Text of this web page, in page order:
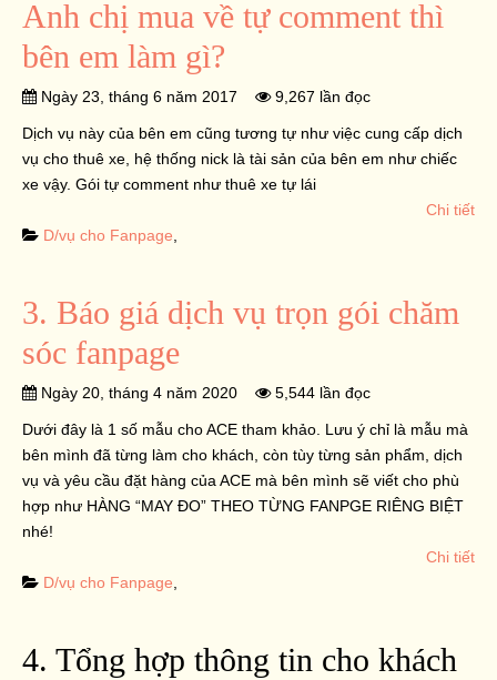
Anh chị mua về tự comment thì
bên em làm gì?
Ngày 23, tháng 6 năm 2017 9,267 lần đọc
Dịch vụ này của bên em cũng tương tự như việc cung cấp dịch
vụ cho thuê xe, hệ thống nick là tài sản của bên em như chiếc
xe vậy. Gói tự comment như thuê xe tự lái
Chi tiết
D/vụ cho Fanpage
3. Báo giá dịch vụ trọn gói chăm
sóc fanpage
Ngày 20, tháng 4 năm 2020 5,544 lần đọc
Dưới đây là 1 số mẫu cho ACE tham khảo. Lưu ý chỉ là mẫu mà
bên mình đã từng làm cho khách, còn tùy từng sản phẩm, dịch
vụ và yêu cầu đặt hàng của ACE mà bên mình sẽ viết cho phù
hợp như HÀNG “MAY ĐO” THEO TỪNG FANPGE RIÊNG BIỆT
nhé!
Chi tiết
D/vụ cho Fanpage
4. Tổng hợp thông tin cho khách